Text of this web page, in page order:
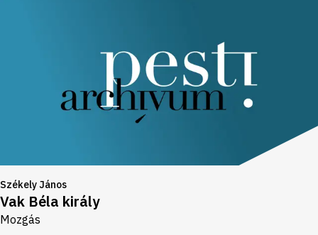
Székely János
Vak Béla király
Mozgás